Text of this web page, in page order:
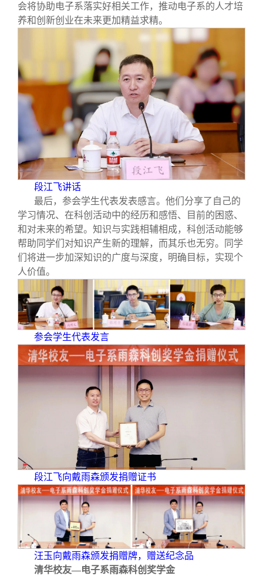
会将协助电子系落实好相关工作，推动电子系的人才培
养和创新创业在未来更加精益求精。
段江飞讲话
最后，参会学生代表发表感言。他们分享了自己的
学习情况、在科创活动中的经历和感悟、目前的困惑、
和对未来的希望。知识与实践相辅相成，科创活动能够
帮助同学们对知识产生新的理解，而其乐也无穷。同学
们将进一步加深知识的广度与深度，明确目标，实现个
人价值。
参会学生代表发言
段江飞向戴雨森颁发捐赠证书
汪玉向戴雨森颁发捐赠牌，赠送纪念品
清华校友—电子系雨森科创奖学金